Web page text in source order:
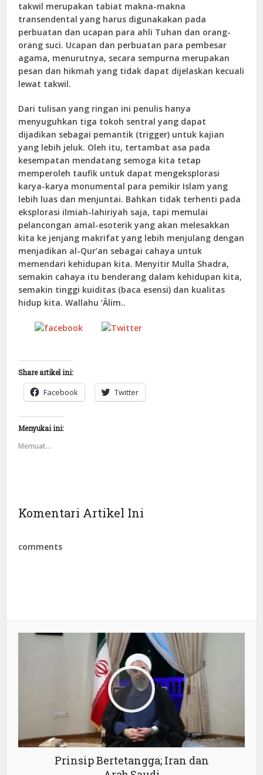
takwil merupakan tabiat makna-makna
transendental yang harus digunakakan pada
perbuatan dan ucapan para ahli Tuhan dan orang-
orang suci. Ucapan dan perbuatan para pembesar
agama, menurutnya, secara sempurna merupakan
pesan dan hikmah yang tidak dapat dijelaskan kecuali
lewat takwil.
Dari tulisan yang ringan ini penulis hanya
menyuguhkan tiga tokoh sentral yang dapat
dijadikan sebagai pemantik (trigger) untuk kajian
yang lebih jeluk. Oleh itu, tertambat asa pada
kesempatan mendatang semoga kita tetap
memperoleh taufik untuk dapat mengeksplorasi
karya-karya monumental para pemikir Islam yang
lebih luas dan menjuntai. Bahkan tidak terhenti pada
eksplorasi ilmiah-lahiriyah saja, tapi memulai
pelancongan amal-esoterik yang akan melesakkan
kita ke jenjang makrifat yang lebih menjulang dengan
menjadikan al-Qur’an sebagai cahaya untuk
memendari kehidupan kita. Menyitir Mulla Shadra,
semakin cahaya itu benderang dalam kehidupan kita,
semakin tinggi kuiditas (baca esensi) dan kualitas
hidup kita. Wallahu ‘Âlim..
Tweet
Share artikel ini:
Facebook Twitter
Menyukai ini:
Memuat...
Komentari Artikel Ini
comments
Prinsip Bertetangga; Iran dan